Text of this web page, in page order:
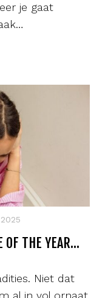
je gaat
OF THE YEAR…
Niet dat
al in vol ornaat